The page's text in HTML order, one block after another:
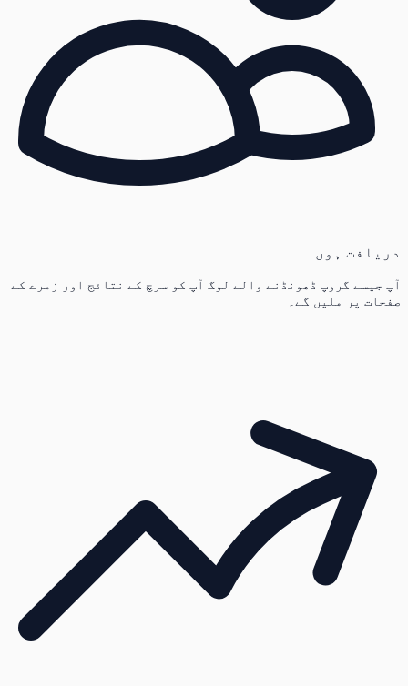
دریافت ہوں
آپ جیسے گروپ ڈھونڈنے والے لوگ آپ کو سرچ کے نتائج اور زمرے کے
صفحات پر ملیں گے۔